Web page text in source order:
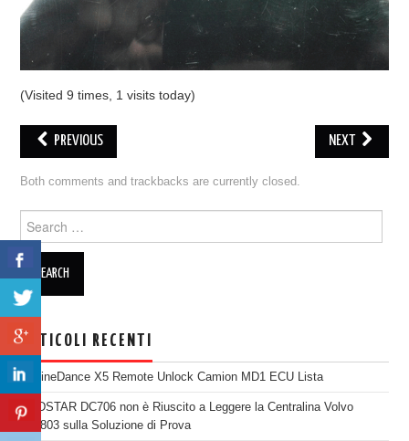
(Visited 9 times, 1 visits today)
PREVIOUS NEXT
Both comments and trackbacks are currently closed.
Search for:
ARTICOLI RECENTI
EngineDance X5 Remote Unlock Camion MD1 ECU Lista
OBDSTAR DC706 non è Riuscito a Leggere la Centralina Volvo
SID803 sulla Soluzione di Prova